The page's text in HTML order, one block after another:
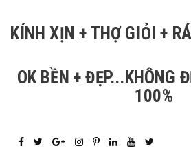
KÍNH XỊN + THỢ GIỎI +
OK BỀN + ĐẸP...KHÔNG
100%